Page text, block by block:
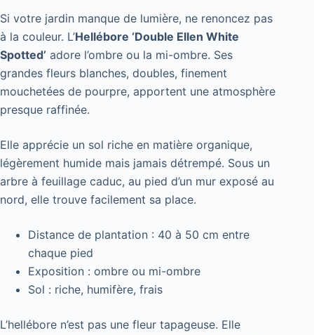
Si votre jardin manque de lumière, ne renoncez pas
à la couleur. L’Hellébore ‘Double Ellen White
Spotted’ adore l’ombre ou la mi-ombre. Ses
grandes fleurs blanches, doubles, finement
mouchetées de pourpre, apportent une atmosphère
presque raffinée.
Elle apprécie un sol riche en matière organique,
légèrement humide mais jamais détrempé. Sous un
arbre à feuillage caduc, au pied d’un mur exposé au
nord, elle trouve facilement sa place.
Distance de plantation : 40 à 50 cm entre
chaque pied
Exposition : ombre ou mi-ombre
Sol : riche, humifère, frais
L’hellébore n’est pas une fleur tapageuse. Elle